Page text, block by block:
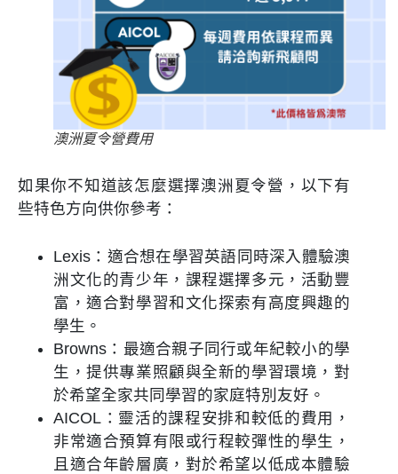
澳洲夏令營費用
如果你不知道該怎麼選擇澳洲夏令營，以下有
些特色方向供你參考：
Lexis：適合想在學習英語同時深入體驗澳
洲文化的青少年，課程選擇多元，活動豐
富，適合對學習和文化探索有高度興趣的
學生。
Browns：最適合親子同行或年紀較小的學
生，提供專業照顧與全新的學習環境，對
於希望全家共同學習的家庭特別友好。
AICOL：靈活的課程安排和較低的費用，
非常適合預算有限或行程較彈性的學生，
且適合年齡層廣，對於希望以低成本體驗